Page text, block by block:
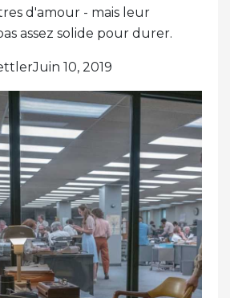
d'amour - mais leur
assez solide pour durer.
10, 2019